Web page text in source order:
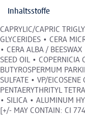
Inhaltsstoffe
CAPRYLIC/CAPRIC
GLYCERIDES • CERA
• CERA ALBA /
SEED OIL • COPERNICIA
BUTYROSPERMUM
SULFATE • VP/EICOSENE
PENTAERYTHRITYL
• SILICA • ALUMINUM
[+/- MAY CONTAIN: CI